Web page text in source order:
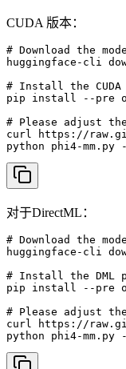
CUDA 版本：
# Download the
huggingface-cli
# Install the CUDA
pip install --pre
# Please adjust
curl https://
python phi4-
对于DirectML：
# Download the
huggingface-cli
# Install the DML
pip install --pre
# Please adjust
curl https://
python phi4-